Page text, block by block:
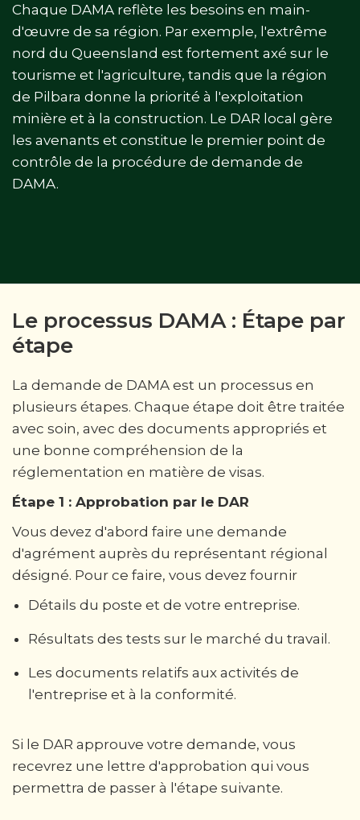
Chaque DAMA reflète les besoins en main-
d'œuvre de sa région. Par exemple, l'extrême
nord du Queensland est fortement axé sur le
tourisme et l'agriculture, tandis que la région
de Pilbara donne la priorité à l'exploitation
minière et à la construction. Le DAR local gère
les avenants et constitue le premier point de
contrôle de la procédure de demande de
DAMA.
Le processus DAMA : Étape par
étape
La demande de DAMA est un processus en
plusieurs étapes. Chaque étape doit être traitée
avec soin, avec des documents appropriés et
une bonne compréhension de la
réglementation en matière de visas.
Étape 1 : Approbation par le DAR
Vous devez d'abord faire une demande
d'agrément auprès du représentant régional
désigné. Pour ce faire, vous devez fournir
Détails du poste et de votre entreprise.
Résultats des tests sur le marché du travail.
Les documents relatifs aux activités de
l'entreprise et à la conformité.
Si le DAR approuve votre demande, vous
recevrez une lettre d'approbation qui vous
permettra de passer à l'étape suivante.